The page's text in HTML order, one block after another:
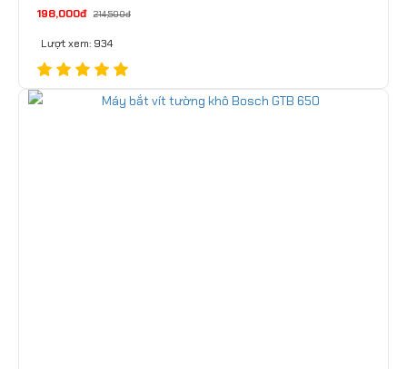
198,000đ 214,500đ
Lượt xem: 934